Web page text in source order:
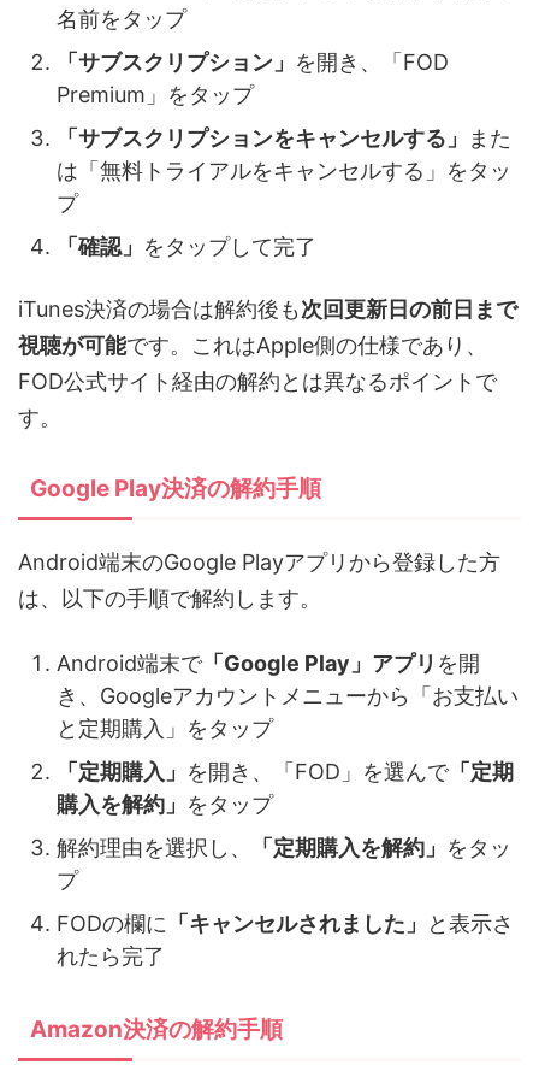
名前をタップ
「サブスクリプション」 を開き、「FOD
Premium」をタップ
「サブスクリプションをキャンセルする」
また
は「無料トライアルをキャンセルする」をタッ
プ
「確認」 をタップして完了
iTunes決済の場合は解約後も次回更新日の前日まで
視聴が可能です。これはApple側の仕様であり、
FOD公式サイト経由の解約とは異なるポイントで
す。
Google Play決済の解約手順
Android端末のGoogle Playアプリから登録した方
は、以下の手順で解約します。
Android端末で「Google Play」アプリ を開
き、Googleアカウントメニューから「お支払い
と定期購入」をタップ
「定期購入」 を開き、「FOD」を選んで「定期
購入を解約」 をタップ
解約理由を選択し、
「定期購入を解約」 をタッ
プ
FODの欄に 「キャンセルされました」
と表示さ
れたら完了
Amazon決済の解約手順